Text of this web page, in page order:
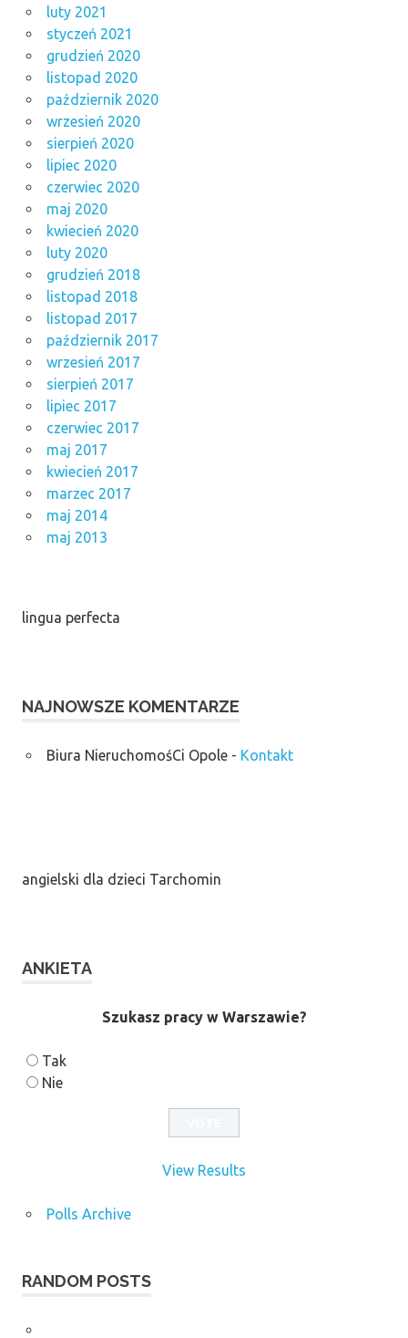
luty 2021
styczeń 2021
grudzień 2020
listopad 2020
październik 2020
wrzesień 2020
sierpień 2020
lipiec 2020
czerwiec 2020
maj 2020
kwiecień 2020
luty 2020
grudzień 2018
listopad 2018
listopad 2017
październik 2017
wrzesień 2017
sierpień 2017
lipiec 2017
czerwiec 2017
maj 2017
kwiecień 2017
marzec 2017
maj 2014
maj 2013
lingua perfecta
NAJNOWSZE KOMENTARZE
Biura NieruchomośCi Opole- Kontakt
angielski dla dzieci Tarchomin
ANKIETA
Szukasz pracy w Warszawie?
Tak
Nie
View Results
Polls Archive
RANDOM POSTS